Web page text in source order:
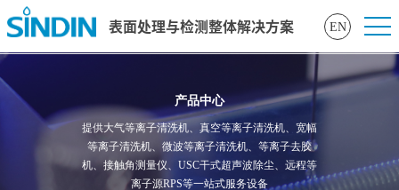
表面处理与检测整体解决方案 EN
产品中心
提供大气等离子清洗机、真空等离子清洗机、宽幅
等离子清洗机、微波等离子清洗机、等离子去胶
机、接触角测量仪、USC干式超声波除尘、远程等
离子源RPS等一站式服务设备